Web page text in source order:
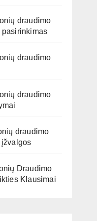
draudimo
draudimo
draudimo
draudimo
Draudimo
Klausimai